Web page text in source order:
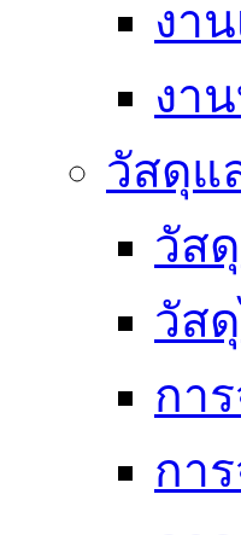
งา
งา
วัสดุแ
วัส
วัส
กา
กา